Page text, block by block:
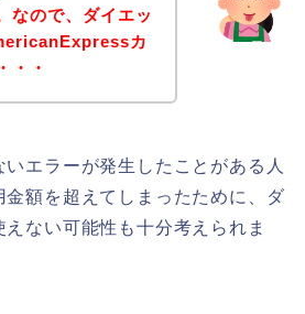
なので、ダイエッ
カ
・・
エラーが発生したことがある人
額を超えてしまったために、ダ
ない可能性も十分考えられま